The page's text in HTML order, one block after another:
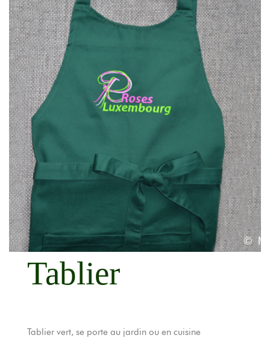
Tablier
Tablier vert, se porte au jardin ou en cuisine